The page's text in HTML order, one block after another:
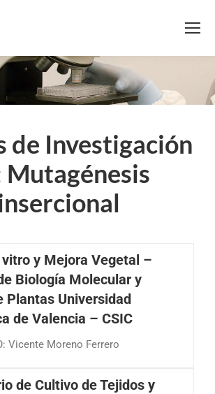
de Investigación
Mutagénesis
y Mejora Vegetal –
Biología Molecular y
Plantas Universidad
de Valencia – CSIC
Vicente Moreno Ferrero
de Cultivo de Tejidos y